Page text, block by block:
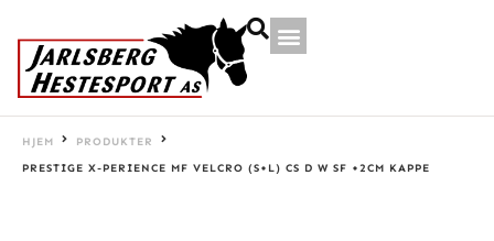
HJEM
PRODUKTER
PRESTIGE X-PERIENCE MF VELCRO (S+L) CS D W SF +2CM KAPPE